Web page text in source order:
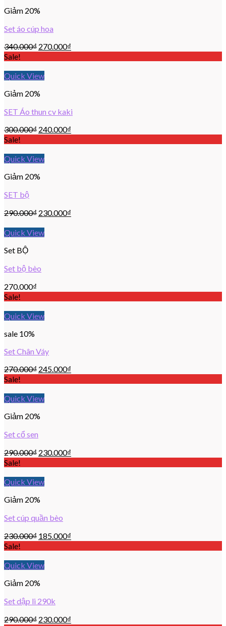
Giảm 20%
Set áo cúp hoa
340.000₫ 270.000₫
Sale!
Quick View
Giảm 20%
SET Áo thun cv kaki
300.000₫ 240.000₫
Sale!
Quick View
Giảm 20%
SET bộ
290.000₫ 230.000₫
Quick View
Set BỘ
Set bộ bèo
270.000₫
Sale!
Quick View
sale 10%
Set Chân Váy
270.000₫ 245.000₫
Sale!
Quick View
Giảm 20%
Set cổ sen
290.000₫ 230.000₫
Sale!
Quick View
Giảm 20%
Set cúp quần bèo
230.000₫ 185.000₫
Sale!
Quick View
Giảm 20%
Set dập li 290k
290.000₫ 230.000₫